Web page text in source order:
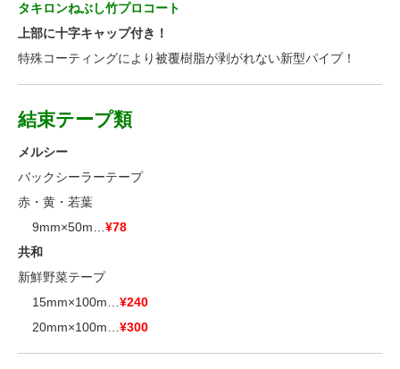
タキロンねぶし竹プロコート
上部に十字キャップ付き！
特殊コーティングにより被覆樹脂が剥がれない新型パイプ！
結束テープ類
メルシー
バックシーラーテープ
赤・黄・若葉
9mm×50m… ¥78
共和
新鮮野菜テープ
15mm×100m… ¥240
20mm×100m… ¥300